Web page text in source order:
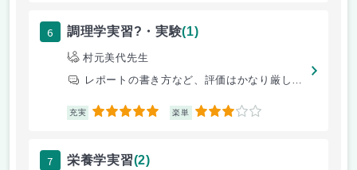
6 調理学実習?・実験(1)
村元美代先生
レポートの書き方など、評価はかなり厳しいですが、為になる事を沢山教えて
充実 5 楽単 3
7 栄養学実習(2)